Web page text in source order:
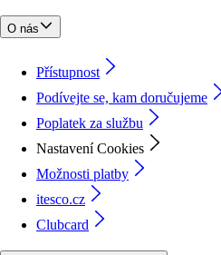
O nás
Přístupnost
Podívejte se, kam doručujeme
Poplatek za službu
Nastavení Cookies
Možnosti platby
itesco.cz
Clubcard